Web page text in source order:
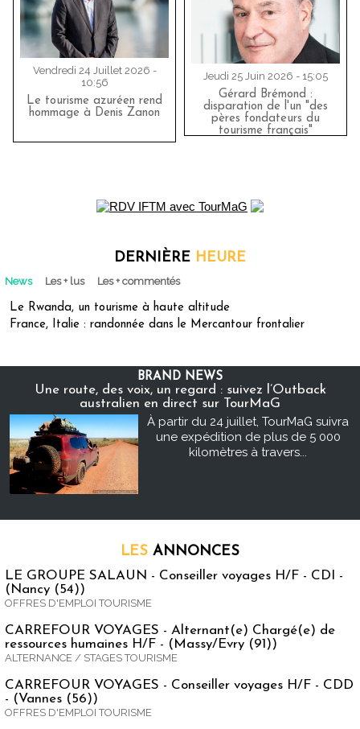
Vendredi 24 Juillet 2026 -
10:56
Le tourisme azuréen rend
hommage à Denis Zanon
Jeudi 25 Juin 2026 - 15:05
Gérard Brémond :
disparation de l'un "des
pères fondateurs du
tourisme français"
DERNIÈRE HEURE
News Les + lus Les + commentés
Le Rwanda, un tourisme à haute altitude
France, Italie : randonnée dans le Mercantour frontalier
BRAND NEWS
Une route, des voix, un regard : suivez l’Outback
australien en direct sur TourMaG
À partir du 24 juillet, TourMaG suivra
une expédition de plus de 5 000
kilomètres à travers...
LES ANNONCES
LE GROUPE SALAUN - Conseiller voyages H/F - CDI -
(Nancy (54))
OFFRES D'EMPLOI TOURISME
CARREFOUR VOYAGES - Alternant(e) Chargé(e) de
ressources humaines H/F - (Massy/Evry (91))
ALTERNANCE / STAGES TOURISME
CARREFOUR VOYAGES - Conseiller voyages H/F - CDD
- (Vannes (56))
OFFRES D'EMPLOI TOURISME